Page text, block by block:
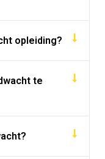
opleiding?
te